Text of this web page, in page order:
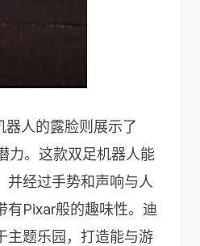
器人的露脸则展示了
力。这款双足机器人能
并经过手势和声响与人
有Pixar般的趣味性。迪
主题乐园，打造能与游